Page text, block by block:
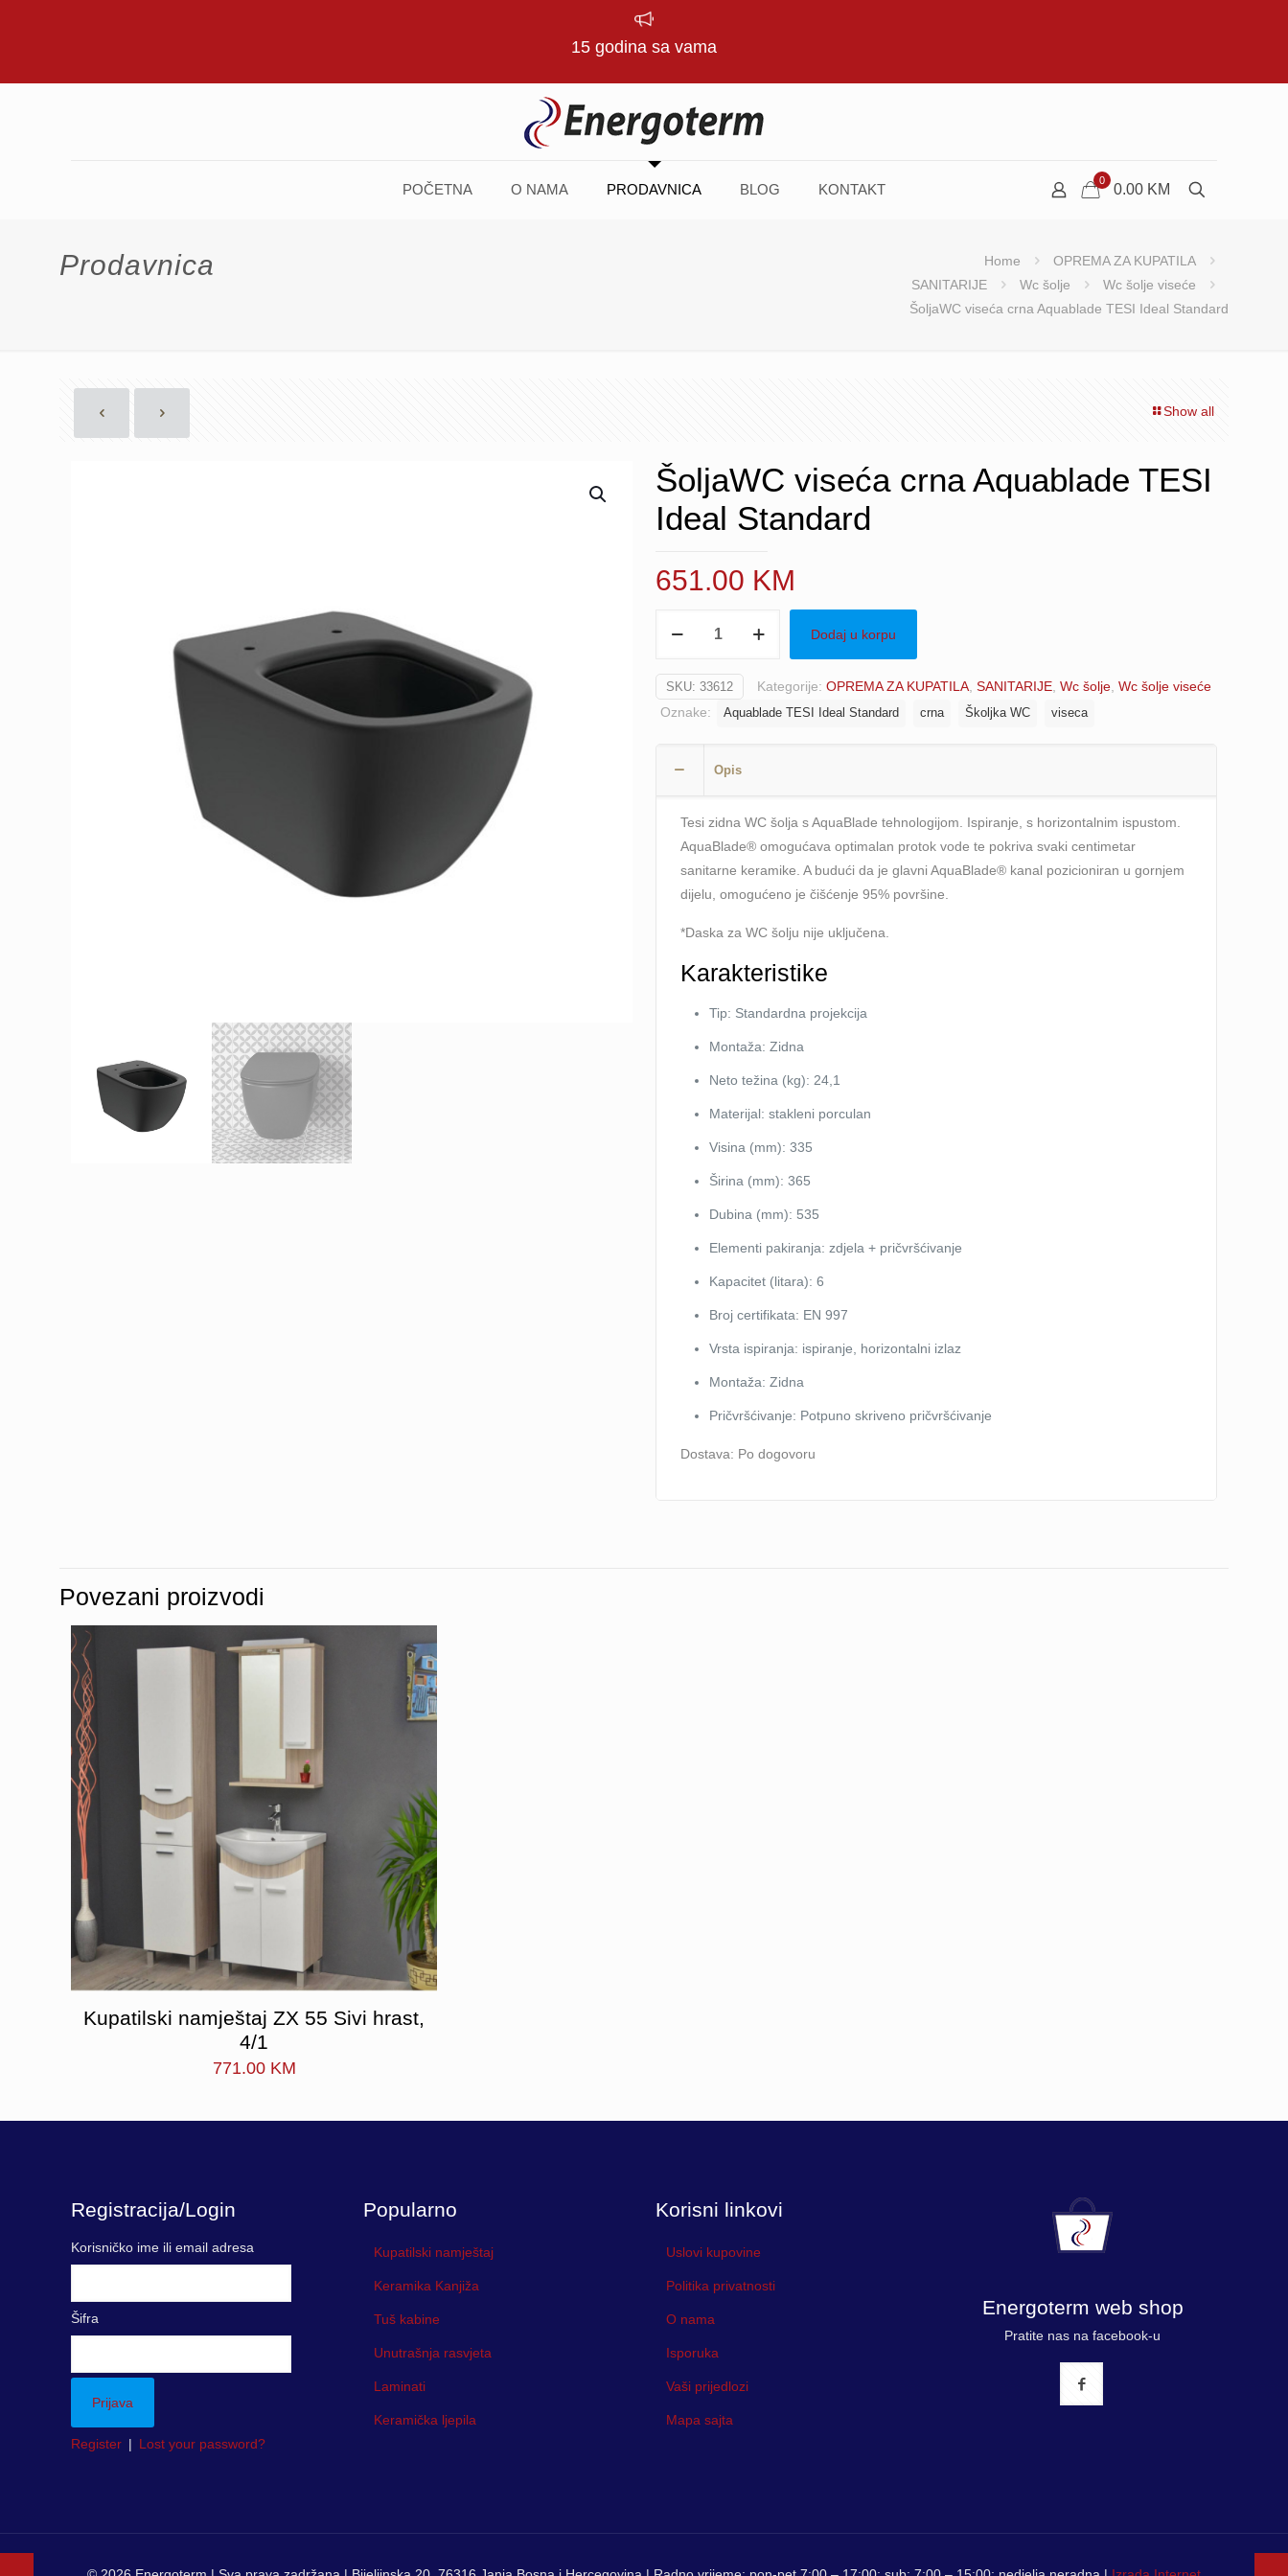
15 godina sa vama
POČETNA O NAMA PRODAVNICA BLOG KONTAKT
0
0.00 KM
Prodavnica Home
OPREMA ZA KUPATILA
SANITARIJE
Wc šolje
Wc šolje viseće
ŠoljaWC viseća crna Aquablade TESI Ideal Standard
Show all
ŠoljaWC viseća crna Aquablade TESI
Ideal Standard
651.00 KM
Aquablade
TESI
Dodaj u korpu
SKU: 33612 Kategorije: OPREMA ZA KUPATILA SANITARIJE Wc šolje Wc šolje viseće
Oznake:
Aquablade TESI Ideal Standard crna Školjka WC viseca
Opis
Tesi zidna WC šolja s AquaBlade tehnologijom. Ispiranje, s horizontalnim ispustom.
AquaBlade® omogućava optimalan protok vode te pokriva svaki centimetar
sanitarne keramike. A budući da je glavni AquaBlade® kanal pozicioniran u gornjem
dijelu, omogućeno je čišćenje 95% površine.
*Daska za WC šolju nije uključena.
Karakteristike
Tip: Standardna projekcija
Montaža: Zidna
Neto težina (kg): 24,1
Materijal: stakleni porculan
Visina (mm): 335
Širina (mm): 365
Dubina (mm): 535
Elementi pakiranja: zdjela + pričvršćivanje
Kapacitet (litara): 6
Broj certifikata: EN 997
Vrsta ispiranja: ispiranje, horizontalni izlaz
Montaža: Zidna
Pričvršćivanje: Potpuno skriveno pričvršćivanje
Dostava: Po dogovoru
Povezani proizvodi
Kupatilski namještaj ZX 55 Sivi hrast,
4/1
771.00 KM
Registracija/Login
Korisničko ime ili email adresa
Šifra
Register | Lost your password?
Popularno
Kupatilski namještaj
Keramika Kanjiža
Tuš kabine
Unutrašnja rasvjeta
Laminati
Keramička ljepila
Korisni linkovi
Uslovi kupovine
Politika privatnosti
O nama
Isporuka
Vaši prijedlozi
Mapa sajta
Energoterm web shop
Pratite nas na facebook-u